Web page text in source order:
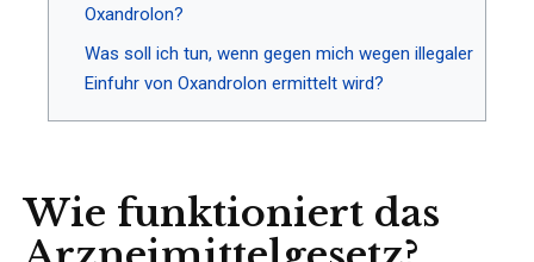
Oxandrolon?
Was soll ich tun, wenn gegen mich wegen illegaler
Einfuhr von Oxandrolon ermittelt wird?
Wie funktioniert das